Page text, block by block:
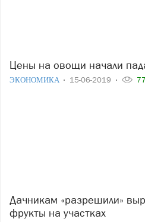
Цены на овощи начали
ЭКОНОМИКА 15-06-2019
Дачникам «разрешили» выращивать овощи и
фрукты на участках